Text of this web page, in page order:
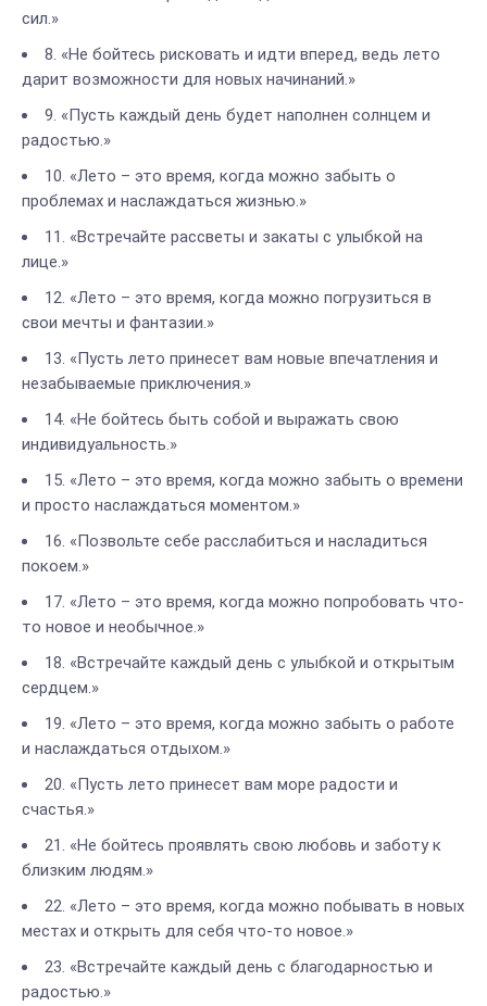
сил.»
8. «Не бойтесь рисковать и идти вперед, ведь лето
дарит возможности для новых начинаний.»
9. «Пусть каждый день будет наполнен солнцем и
радостью.»
10. «Лето – это время, когда можно забыть о
проблемах и наслаждаться жизнью.»
11. «Встречайте рассветы и закаты с улыбкой на
лице.»
12. «Лето – это время, когда можно погрузиться в
свои мечты и фантазии.»
13. «Пусть лето принесет вам новые впечатления и
незабываемые приключения.»
14. «Не бойтесь быть собой и выражать свою
индивидуальность.»
15. «Лето – это время, когда можно забыть о времени
и просто наслаждаться моментом.»
16. «Позвольте себе расслабиться и насладиться
покоем.»
17. «Лето – это время, когда можно попробовать что-
то новое и необычное.»
18. «Встречайте каждый день с улыбкой и открытым
сердцем.»
19. «Лето – это время, когда можно забыть о работе
и наслаждаться отдыхом.»
20. «Пусть лето принесет вам море радости и
счастья.»
21. «Не бойтесь проявлять свою любовь и заботу к
близким людям.»
22. «Лето – это время, когда можно побывать в новых
местах и открыть для себя что-то новое.»
23. «Встречайте каждый день с благодарностью и
радостью.»